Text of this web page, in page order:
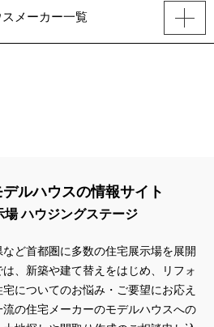
メーカー一覧
ルハウスの情報サイト
場 ハウジングステージ
など首都圏に多数の住宅展示場を展開
、新築や建て替えをはじめ、リフォ
についてのお悩み・ご要望にお応え
の住宅メーカーのモデルハウスへの